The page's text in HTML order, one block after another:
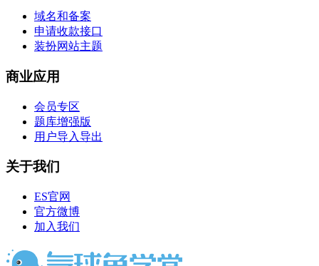
域名和备案
申请收款接口
装扮网站主题
商业应用
会员专区
题库增强版
用户导入导出
关于我们
ES官网
官方微博
加入我们